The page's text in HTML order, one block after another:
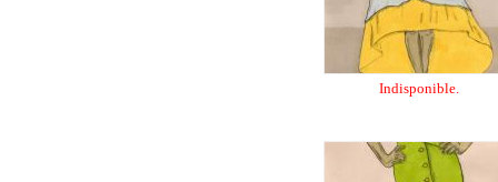
Indisponible.